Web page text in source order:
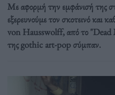
Με αφορμή την εμφάνισή της
εξερευνούμε τον σκοτεινό και
von Hausswolff, από το "Dead
της gothic art-pop σύμπαν.